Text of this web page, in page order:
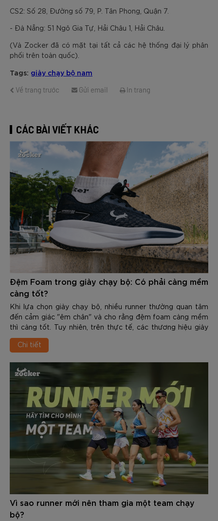
CS2: Số 28, Đường số 79, P. Tân Phong, Quận 7.
- Đà Nẵng: 51 Ngô Gia Tự, Hải Châu 1, Hải Châu.
(Và Zocker đã có mặt tại tất cả các hệ thống đại lý phân
phối trên toàn quốc).
Tags: giày chạy bộ nam
Về trang trước Gửi email In trang
CÁC BÀI VIẾT KHÁC
Đệm Foam trong giày chạy bộ: Có phải càng mềm
càng tốt?
Khi lựa chọn giày chạy bộ, nhiều runner thường quan tâm
đến cảm giác "êm chân" và cho rằng đệm foam càng mềm
thì càng tốt. Tuy nhiên, trên thực tế, các thương hiệu giày
chạy hiện nay không còn chỉ tập trung vào việc tạo ra lớp
đệm mềm nhất, mà hướng đến sự cân bằng giữa giảm chấn
Chi tiết
Vì sao runner mới nên tham gia một team chạy
bộ?